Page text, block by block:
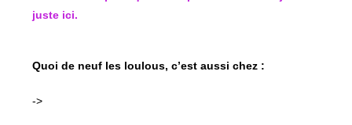
juste ici.
Quoi de neuf les loulous, c’est aussi chez :
->